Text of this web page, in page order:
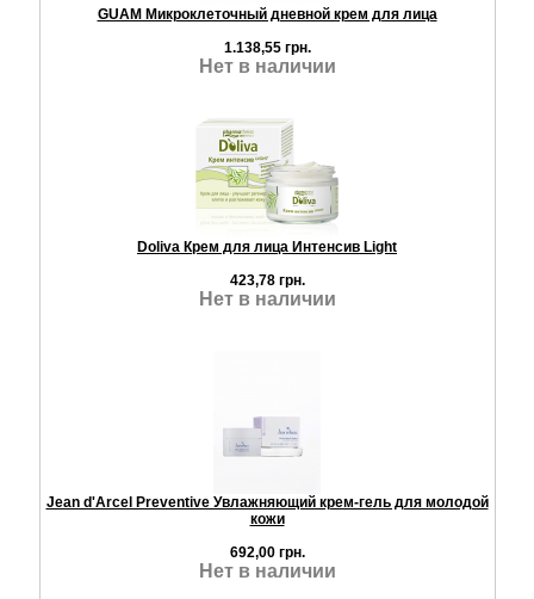
GUAM Микроклеточный дневной крем для лица
1.138,55 грн.
Нет в наличии
Doliva Крем для лица Интенсив Light
423,78 грн.
Нет в наличии
Jean d'Arcel Preventive Увлажняющий крем-гель для молодой
кожи
692,00 грн.
Нет в наличии